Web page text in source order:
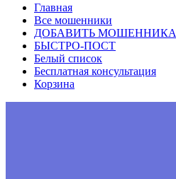
Главная
Все мошенники
ДОБАВИТЬ МОШЕННИКА
БЫСТРО-ПОСТ
Белый список
Бесплатная консультация
Корзина